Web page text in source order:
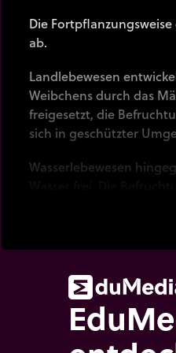
Die
ab.
Landlebewesen
Weibchens durch das
freigesetzt, die
sich in geschützter
Wasserlebewesen